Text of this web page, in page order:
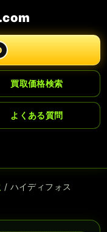
買取価格検索
よくある質問
/ ハイディフォス